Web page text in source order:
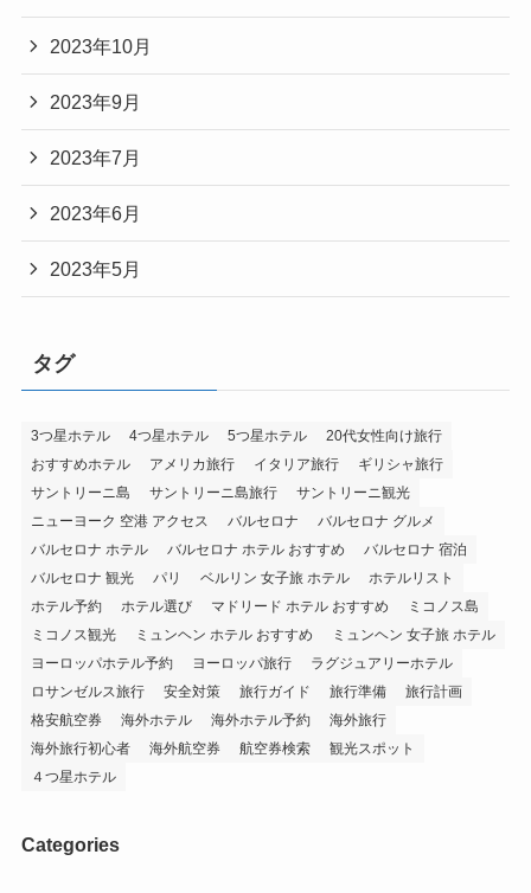
2023年10月
2023年9月
2023年7月
2023年6月
2023年5月
タグ
3つ星ホテル 4つ星ホテル 5つ星ホテル
20代女性向け旅行
おすすめホテル
アメリカ旅行 イタリア旅行
ギリシャ旅行
サントリーニ島
サントリーニ島旅行
サントリーニ観光
ニューヨーク 空港 アクセス
バルセロナ
バルセロナ グルメ
バルセロナ ホテル
バルセロナ ホテル おすすめ
バルセロナ 宿泊
バルセロナ 観光
パリ ベルリン 女子旅 ホテル
ホテルリスト
ホテル予約
ホテル選び マドリード ホテル おすすめ
ミコノス島
ミコノス観光
ミュンヘン ホテル おすすめ
ミュンヘン 女子旅 ホテル
ヨーロッパホテル予約
ヨーロッパ旅行
ラグジュアリーホテル
ロサンゼルス旅行
安全対策 旅行ガイド 旅行準備
旅行計画
格安航空券
海外ホテル 海外ホテル予約
海外旅行
海外旅行初心者
海外航空券 航空券検索
観光スポット
４つ星ホテル
Categories